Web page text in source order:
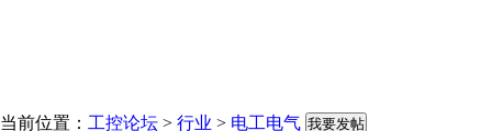
当前位置： 工控论坛 > 行业 > 电工电气 我要发帖